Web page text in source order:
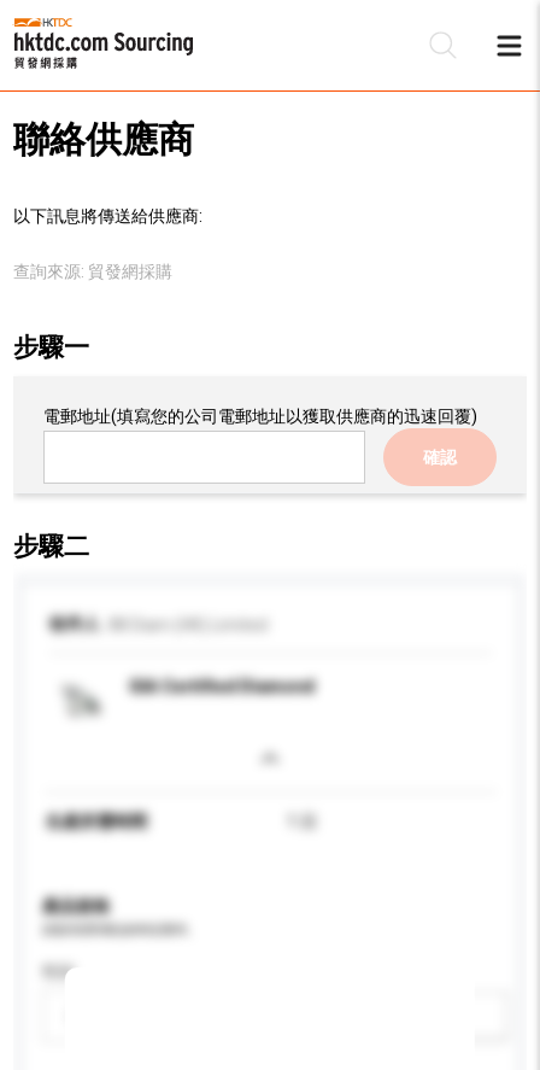
聯絡供應商
以下訊息將傳送給供應商:
查詢來源: 貿發網採購
步驟一
電郵地址(填寫您的公司電郵地址以獲取供應商的迅速回覆)
確認
步驟二
收件人
GIA Certified Diamond
生產所需時間
產品規格
性别